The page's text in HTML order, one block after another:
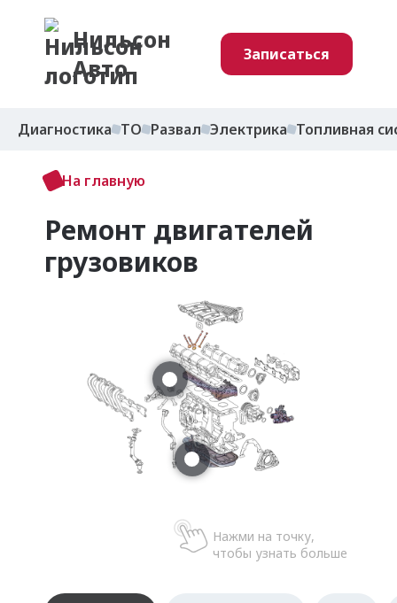
Нильсон
Авто
Записаться
Диагностика ТО Развал Электрика Топливная
На главную
Ремонт двигателей
грузовиков
Нажми на точку,
чтобы узнать больше